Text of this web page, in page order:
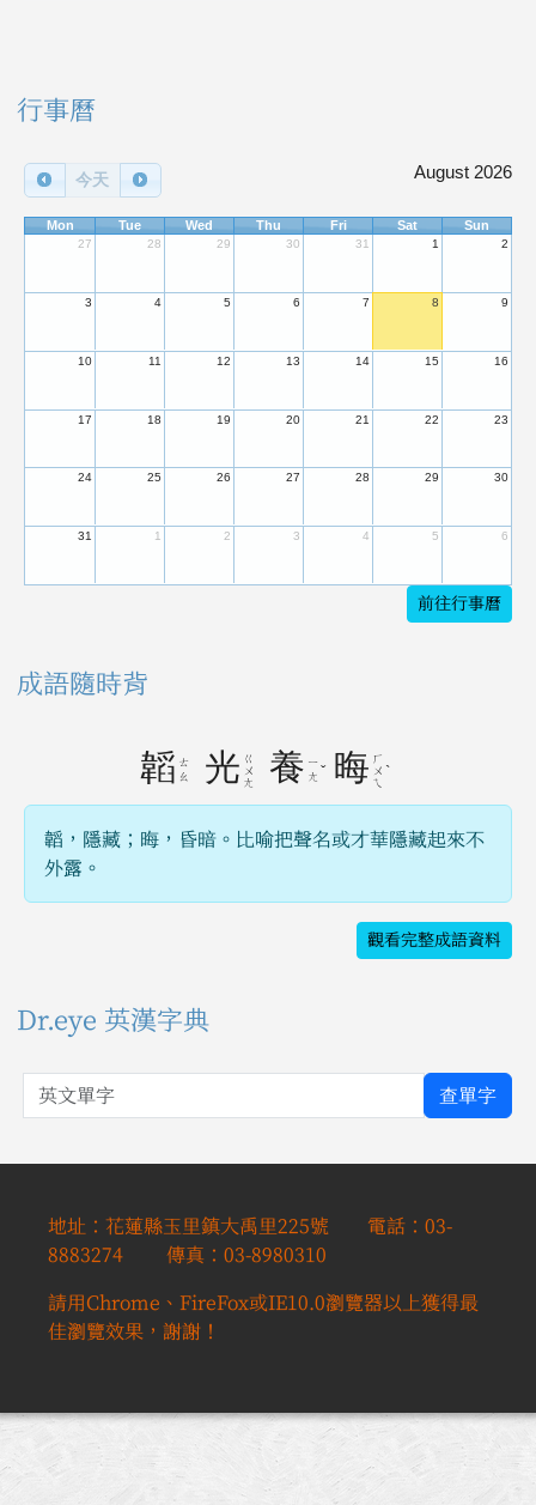
右邊區域內容
行事曆
今天 August 2026
Mon Tue Wed Thu Fri Sat Sun
27 28 29 30 31 1 2
3 4 5 6 7 8 9
10 11 12 13 14 15 16
17 18 19 20 21 22 23
24 25 26 27 28 29 30
31 1 2 3 4 5 6
前往行事曆
成語隨時背
韜 ㄊ
ㄠ
光 ㄍ
ㄨ
ㄤ
養 ㄧ
ㄤ ˇ 晦 ㄏ
ㄨ
ㄟ
ˋ
韜，隱藏；晦，昏暗。比喻把聲名或才華隱藏起來不
外露。
觀看完整成語資料
Dr.eye 英漢字典
英文單字 查單字
地址：花蓮縣玉里鎮大禹里225號 電話：03-
8883274 傳真：03-8980310
請用Chrome、FireFox或IE10.0瀏覽器以上獲得最
佳瀏覽效果，謝謝！